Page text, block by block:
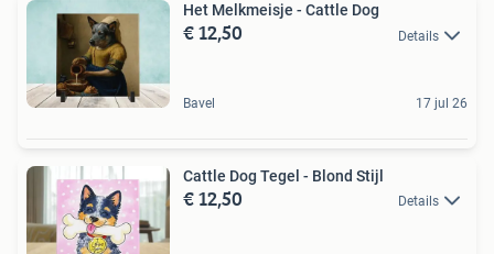
Het Melkmeisje - Cattle Dog
€ 12,50 Details
Bavel 17 jul 26
Cattle Dog Tegel - Blond Stijl
€ 12,50 Details